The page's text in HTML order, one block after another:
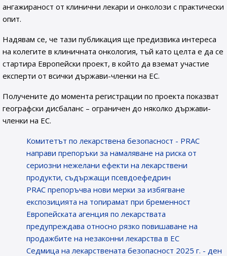
ангажираност от клинични лекари и онколози с практически
опит.
Надявам се, че тази публикация ще предизвика интереса
на колегите в клиничната онкология, тъй като целта е да се
стартира Европейски проект, в който да вземат участие
експерти от всички държави-членки на ЕС.
Получените до момента регистрации по проекта показват
географски дисбаланс – ограничен до няколко държави-
членки на ЕС.
Комитетът по лекарствена безопасност - PRAC
направи препоръки за намаляване на риска от
сериозни нежелани ефекти на лекарствени
продукти, съдържащи псевдоефедрин
PRAC препоръчва нови мерки за избягване
експозицията на топирамат при бременност
Европейската агенция по лекарствата
предупреждава относно рязко повишаване на
продажбите на незаконни лекарства в ЕС
Седмица на лекарствената безопасност 2025 г. - ден